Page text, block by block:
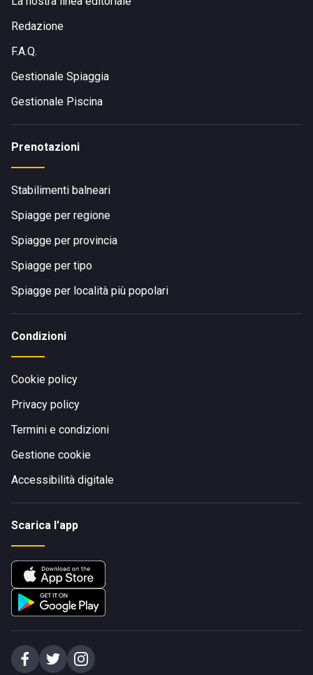
Redazione
F.A.Q.
Gestionale Spiaggia
Gestionale Piscina
Prenotazioni
Stabilimenti balneari
Spiagge per regione
Spiagge per provincia
Spiagge per tipo
Spiagge per località più popolari
Condizioni
Cookie policy
Privacy policy
Termini e condizioni
Gestione cookie
Accessibilità digitale
Scarica l'app